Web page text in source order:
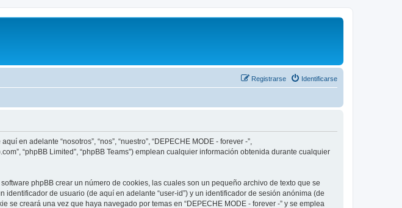
Identificarse
Registrarse
en adelante “nosotros”, “nos”, “nuestro”, “DEPECHE MODE - forever -”,
“phpBB Limited”, “phpBB Teams”) emplean cualquier información obtenida durante cualquier
phpBB crear un número de cookies, las cuales son un pequeño archivo de texto que se
de usuario (de aquí en adelante “user-id”) y un identificador de sesión anónima (de
creará una vez que haya navegado por temas en “DEPECHE MODE - forever -” y se emplea